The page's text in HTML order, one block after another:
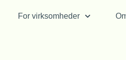
For virksomheder